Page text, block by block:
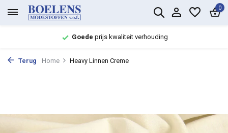
0
Goede prijs kwaliteit verhouding
Terug Home Heavy Linnen Creme